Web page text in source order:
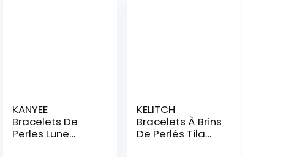
KANYEE
Bracelets De
Perles Lune
KELITCH
Bracelets À Brins
De Perlés Tila